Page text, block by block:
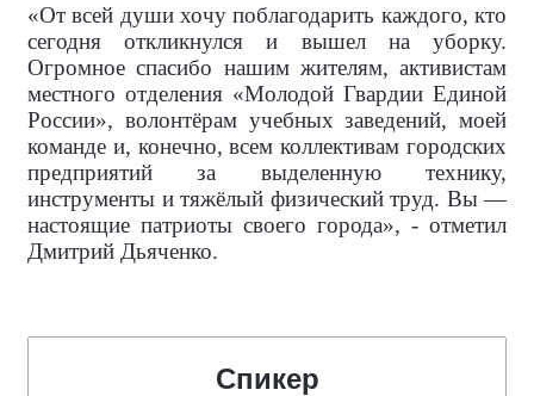
«От всей души хочу поблагодарить каждого, кто
сегодня откликнулся и вышел на уборку.
Огромное спасибо нашим жителям, активистам
местного отделения «Молодой Гвардии Единой
России», волонтёрам учебных заведений, моей
команде и, конечно, всем коллективам городских
предприятий за выделенную технику,
инструменты и тяжёлый физический труд. Вы —
настоящие патриоты своего города», - отметил
Дмитрий Дьяченко.
Спикер